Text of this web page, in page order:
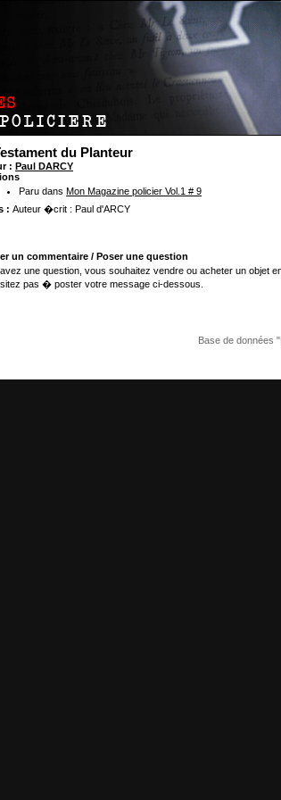
du Planteur
: Paul DARCY
Paru dans Mon Magazine policier Vol.1 # 9
: Auteur �crit : Paul d'ARCY
un commentaire / Poser une question
une question, vous souhaitez vendre ou acheter un objet
pas � poster votre message ci-dessous.
Base de données